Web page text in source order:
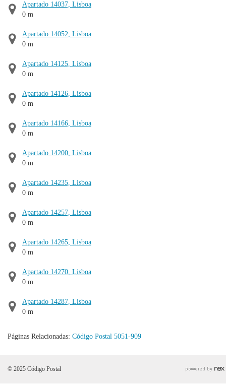
Apartado 14037, Lisboa
0 m
Apartado 14052, Lisboa
0 m
Apartado 14125, Lisboa
0 m
Apartado 14126, Lisboa
0 m
Apartado 14166, Lisboa
0 m
Apartado 14200, Lisboa
0 m
Apartado 14235, Lisboa
0 m
Apartado 14257, Lisboa
0 m
Apartado 14265, Lisboa
0 m
Apartado 14270, Lisboa
0 m
Apartado 14287, Lisboa
0 m
Páginas Relacionadas: Código Postal 5051-909
© 2025 Código Postal